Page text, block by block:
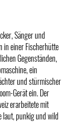
Sänger und
in einer Fischerhütte
Gegenständen,
ein
und stürmischer
Gerät ein. Der
erarbeitete mit
laut, punkig und wild